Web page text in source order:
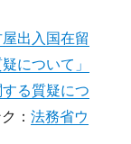
出入国在留
について」
る質疑につ
ク：法務省ウ